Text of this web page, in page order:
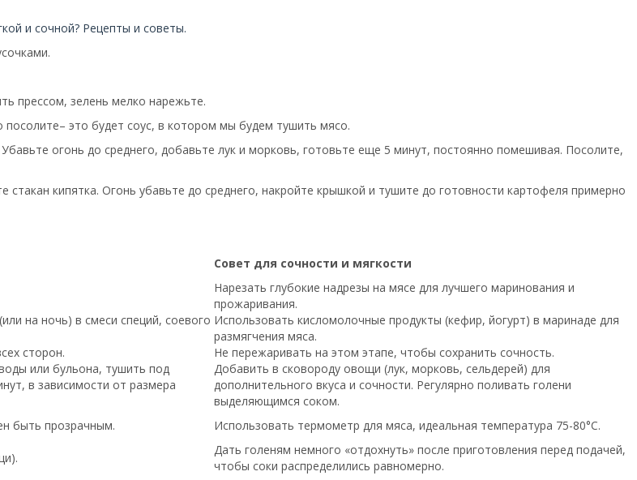
и сочной? Рецепты и советы.
прессом, зелень мелко нарежьте.
это будет соус, в котором мы будем тушить мясо.
огонь до среднего, добавьте лук и морковь, готовьте еще 5 минут, постоянно помешивая. Посолите,
кипятка. Огонь убавьте до среднего, накройте крышкой и тушите до готовности картофеля примерно
Совет для сочности и мягкости
Нарезать глубокие надрезы на мясе для лучшего маринования и
прожаривания.
на ночь) в смеси специй, соевого Использовать кисломолочные продукты (кефир, йогурт) в маринаде для
размягчения мяса.
сторон.
Не пережаривать на этом этапе, чтобы сохранить сочность.
или бульона, тушить под
в зависимости от размера
Добавить в сковороду овощи (лук, морковь, сельдерей) для
дополнительного вкуса и сочности. Регулярно поливать голени
выделяющимся соком.
быть прозрачным. Использовать термометр для мяса, идеальная температура 75-80°C.
Дать голеням немного «отдохнуть» после приготовления перед подачей,
чтобы соки распределились равномерно.